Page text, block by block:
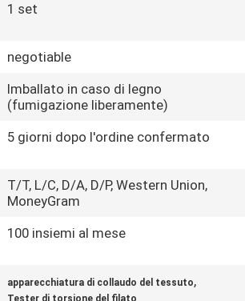
1 set
negotiable
Imballato in caso di legno
(fumigazione liberamente)
5 giorni dopo l'ordine confermato
T/T, L/C, D/A, D/P, Western Union,
MoneyGram
100 insiemi al mese
apparecchiatura di collaudo del tessuto,